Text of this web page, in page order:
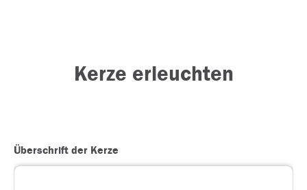
Kerze erleuchten
Überschrift der Kerze